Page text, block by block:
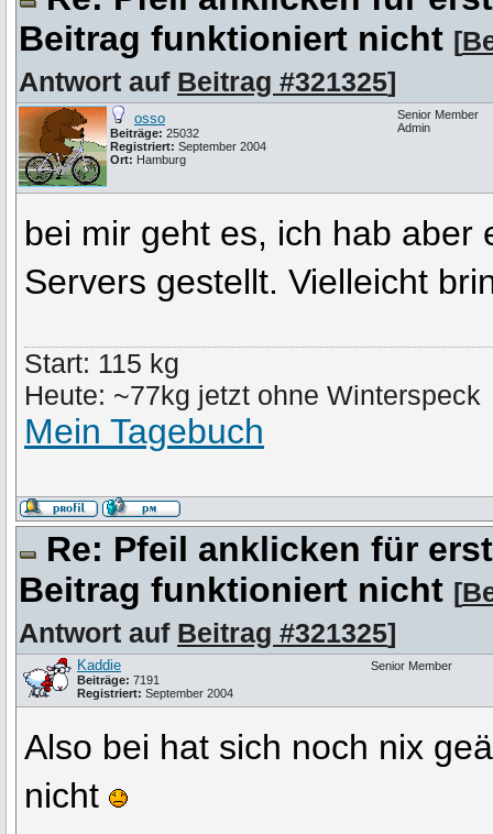
Beitrag funktioniert nicht [
Antwort auf Beitrag #321325]
osso
Beiträge: 25032
Registriert: September 2004
Ort: Hamburg
Senior Member
Admin
bei mir geht es, ich hab aber
Servers gestellt. Vielleicht
Start: 115 kg
Heute: ~77kg jetzt ohne Winterspeck
Mein Tagebuch
Re: Pfeil anklicken für
Beitrag funktioniert nicht [
Antwort auf Beitrag #321325]
Kaddie
Beiträge: 7191
Registriert: September 2004
Senior Member
Also bei hat sich noch nix
nicht